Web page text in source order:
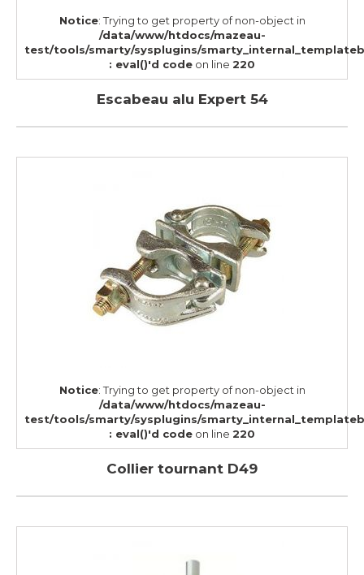
Notice: Trying to get property of non-object in
/data/www/htdocs/mazeau-
test/tools/smarty/sysplugins/
: eval()'d code on line 220
Escabeau alu Expert 54
Notice: Trying to get property of non-object in
/data/www/htdocs/mazeau-
test/tools/smarty/sysplugins/
: eval()'d code on line 220
Collier tournant D49